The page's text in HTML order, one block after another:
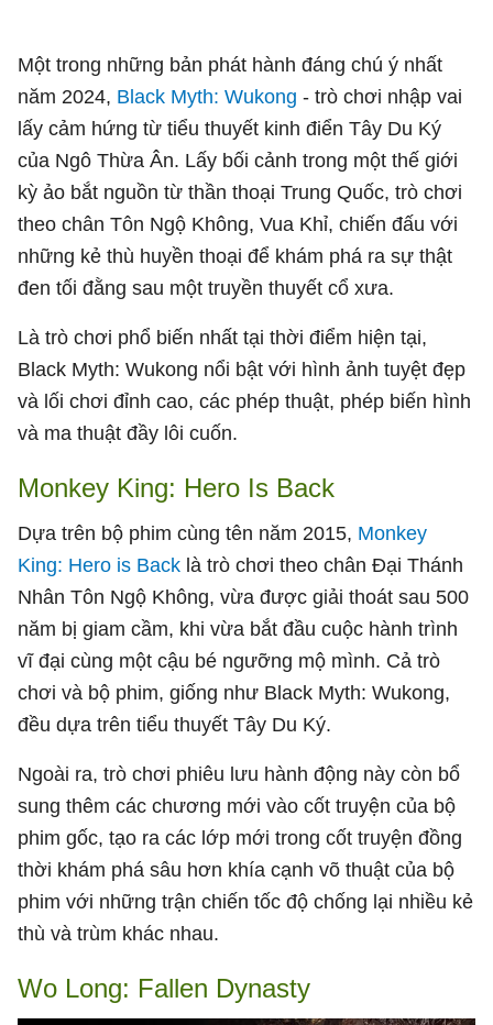
Một trong những bản phát hành đáng chú ý nhất
năm 2024, Black Myth: Wukong - trò chơi nhập vai
lấy cảm hứng từ tiểu thuyết kinh điển Tây Du Ký
của Ngô Thừa Ân. Lấy bối cảnh trong một thế giới
kỳ ảo bắt nguồn từ thần thoại Trung Quốc, trò chơi
theo chân Tôn Ngộ Không, Vua Khỉ, chiến đấu với
những kẻ thù huyền thoại để khám phá ra sự thật
đen tối đằng sau một truyền thuyết cổ xưa.
Là trò chơi phổ biến nhất tại thời điểm hiện tại,
Black Myth: Wukong nổi bật với hình ảnh tuyệt đẹp
và lối chơi đỉnh cao, các phép thuật, phép biến hình
và ma thuật đầy lôi cuốn.
Monkey King: Hero Is Back
Dựa trên bộ phim cùng tên năm 2015, Monkey
King: Hero is Back là trò chơi theo chân Đại Thánh
Nhân Tôn Ngộ Không, vừa được giải thoát sau 500
năm bị giam cầm, khi vừa bắt đầu cuộc hành trình
vĩ đại cùng một cậu bé ngưỡng mộ mình. Cả trò
chơi và bộ phim, giống như Black Myth: Wukong,
đều dựa trên tiểu thuyết Tây Du Ký.
Ngoài ra, trò chơi phiêu lưu hành động này còn bổ
sung thêm các chương mới vào cốt truyện của bộ
phim gốc, tạo ra các lớp mới trong cốt truyện đồng
thời khám phá sâu hơn khía cạnh võ thuật của bộ
phim với những trận chiến tốc độ chống lại nhiều kẻ
thù và trùm khác nhau.
Wo Long: Fallen Dynasty